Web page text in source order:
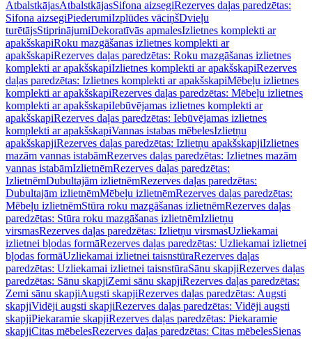
AtbalstkājasAtbalstkājasSifona aizsegiRezerves daļas paredzētas:
Sifona aizsegiPiederumiIzplūdes vāciņšDvieļu
turētājsStiprinājumiDekoratīvās apmalesIzlietnes komplekti ar
apakšskapiRoku mazgāšanas izlietnes komplekti ar
apakšskapiRezerves daļas paredzētas: Roku mazgāšanas izlietnes
komplekti ar apakšskapiIzlietnes komplekti ar apakšskapiRezerves
daļas paredzētas: Izlietnes komplekti ar apakšskapiMēbeļu izlietnes
komplekti ar apakšskapiRezerves daļas paredzētas: Mēbeļu izlietnes
komplekti ar apakšskapiIebūvējamas izlietnes komplekti ar
apakšskapiRezerves daļas paredzētas: Iebūvējamas izlietnes
komplekti ar apakšskapiVannas istabas mēbelesIzlietņu
apakšskapjiRezerves daļas paredzētas: Izlietņu apakšskapjiIzlietnes
mazām vannas istabāmRezerves daļas paredzētas: Izlietnes mazām
vannas istabāmIzlietnēmRezerves daļas paredzētas:
IzlietnēmDubultajām izlietnēmRezerves daļas paredzētas:
Dubultajām izlietnēmMēbeļu izlietnēmRezerves daļas paredzētas:
Mēbeļu izlietnēmStūra roku mazgāšanas izlietnēmRezerves daļas
paredzētas: Stūra roku mazgāšanas izlietnēmIzlietņu
virsmasRezerves daļas paredzētas: Izlietņu virsmasUzliekamai
izlietnei bļodas formāRezerves daļas paredzētas: Uzliekamai izlietnei
bļodas formāUzliekamai izlietnei taisnstūraRezerves daļas
paredzētas: Uzliekamai izlietnei taisnstūraSānu skapjiRezerves daļas
paredzētas: Sānu skapjiZemi sānu skapjiRezerves daļas paredzētas:
Zemi sānu skapjiAugsti skapjiRezerves daļas paredzētas: Augsti
skapjiVidēji augsti skapjiRezerves daļas paredzētas: Vidēji augsti
skapjiPiekaramie skapjiRezerves daļas paredzētas: Piekaramie
skapjiCitas mēbelesRezerves daļas paredzētas: Citas mēbelesSienas